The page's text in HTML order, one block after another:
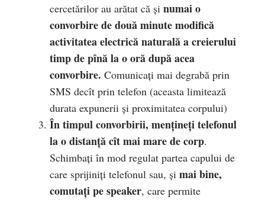
cercetărilor au arătat că şi numai o
convorbire de două minute modifică
activitatea electrică naturală a creierului
timp de pînă la o oră după acea
convorbire. Comunicaţi mai degrabă prin
SMS decît prin telefon (aceasta limitează
durata expunerii şi proximitatea corpului)
În timpul convorbirii, menţineţi telefonul
la o distanţă cît mai mare de corp.
Schimbaţi în mod regulat partea capului de
care sprijiniţi telefonul sau, şi mai bine,
comutaţi pe speaker, care permite